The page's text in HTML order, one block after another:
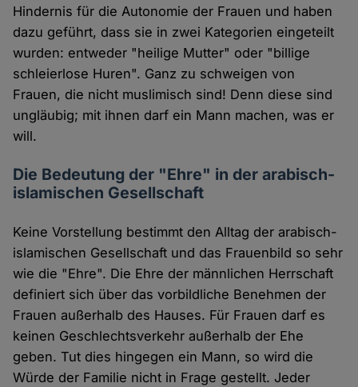
Hindernis für die Autonomie der Frauen und haben
dazu geführt, dass sie in zwei Kategorien eingeteilt
wurden: entweder "heilige Mutter" oder "billige
schleierlose Huren". Ganz zu schweigen von
Frauen, die nicht muslimisch sind! Denn diese sind
ungläubig; mit ihnen darf ein Mann machen, was er
will.
Die Bedeutung der "Ehre" in der arabisch-
islamischen Gesellschaft
Keine Vorstellung bestimmt den Alltag der arabisch-
islamischen Gesellschaft und das Frauenbild so sehr
wie die "Ehre". Die Ehre der männlichen Herrschaft
definiert sich über das vorbildliche Benehmen der
Frauen außerhalb des Hauses. Für Frauen darf es
keinen Geschlechtsverkehr außerhalb der Ehe
geben. Tut dies hingegen ein Mann, so wird die
Würde der Familie nicht in Frage gestellt. Jeder